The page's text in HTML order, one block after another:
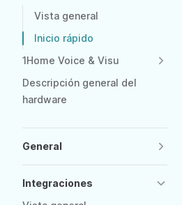
Vista general
Inicio rápido
1Home Voice & Visu
Descripción general del
hardware
General
Integraciones